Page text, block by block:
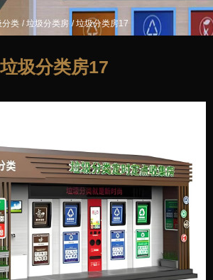
分类 /垃圾分类房 /垃圾分类房17
垃圾分类房17